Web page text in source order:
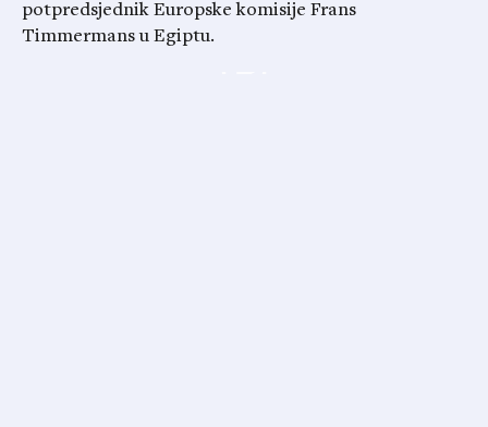
potpredsjednik Europske komisije Frans
Timmermans u Egiptu.